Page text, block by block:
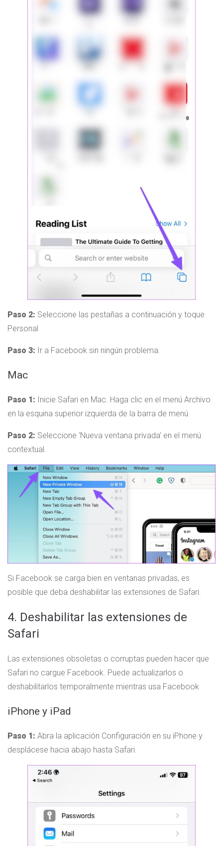
Paso 2: Seleccione las pestañas a continuación y toque
Personal
Paso 3: Ir a Facebook sin ningún problema.
Mac
Paso 1: Inicie Safari en Mac. Haga clic en el menú Archivo
en la esquina superior izquierda de la barra de menú.
Paso 2: Seleccione ‘Nueva ventana privada’ en el menú
contextual.
Si Facebook se carga bien en ventanas privadas, es
posible que deba deshabilitar las extensiones de Safari.
4. Deshabilitar las extensiones de
Safari
Las extensiones obsoletas o corruptas pueden hacer que
Safari no cargue Facebook. Puede actualizarlos o
deshabilitarlos temporalmente mientras usa Facebook
iPhone y iPad
Paso 1: Abra la aplicación Configuración en su iPhone y
desplácese hacia abajo hasta Safari.